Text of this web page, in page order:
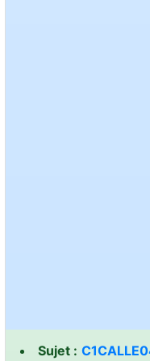
Sujet :